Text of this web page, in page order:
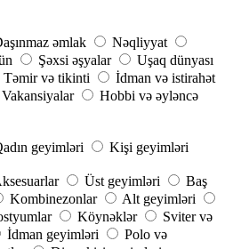
əmlak
Nəqliyyat
Şəxsi əşyalar
Uşaq dünyası
Təmir və tikinti
İdman və istirahət
Vakansiyalar
Hobbi və əyləncə
geyimləri
Kişi geyimləri
Üst geyimləri
Baş
Kombinezonlar
Alt geyimləri
Köynəklər
Sviter və
İdman geyimləri
Polo və